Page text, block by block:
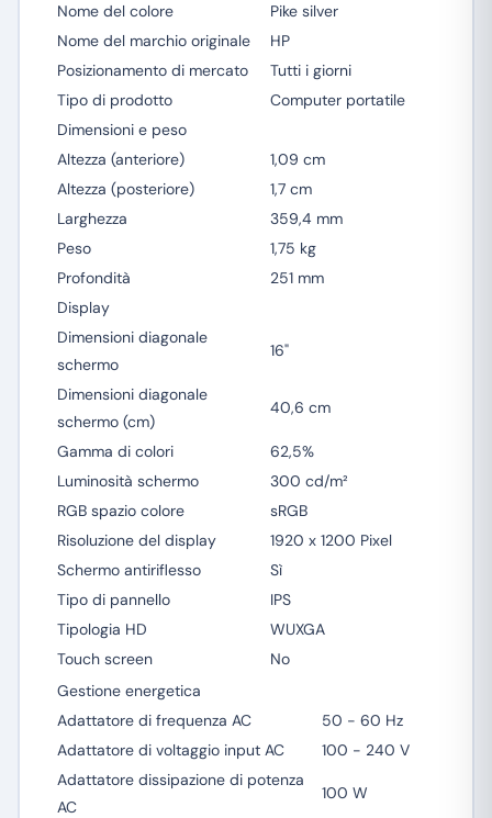
Nome del colore
Pike silver
Nome del marchio originale
HP
Posizionamento di mercato
Tutti i giorni
Tipo di prodotto
Computer portatile
Dimensioni e peso
Altezza (anteriore)
1,09 cm
Altezza (posteriore)
1,7 cm
Larghezza
359,4 mm
Peso
1,75 kg
Profondità
251 mm
Display
Dimensioni diagonale
schermo
16"
Dimensioni diagonale
schermo (cm)
40,6 cm
Gamma di colori
62,5%
Luminosità schermo
300 cd/m²
RGB spazio colore
sRGB
Risoluzione del display
1920 x 1200 Pixel
Schermo antiriflesso
Sì
Tipo di pannello
IPS
Tipologia HD
WUXGA
Touch screen
No
Gestione energetica
Adattatore di frequenza AC
50 - 60 Hz
Adattatore di voltaggio input AC
100 - 240 V
Adattatore dissipazione di potenza
AC
100 W